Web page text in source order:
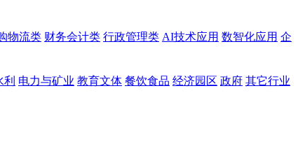
物流类 财务会计类 行政管理类 AI技术应用 数智化应用 企
电力与矿业 教育文体 餐饮食品 经济园区 政府 其它行业